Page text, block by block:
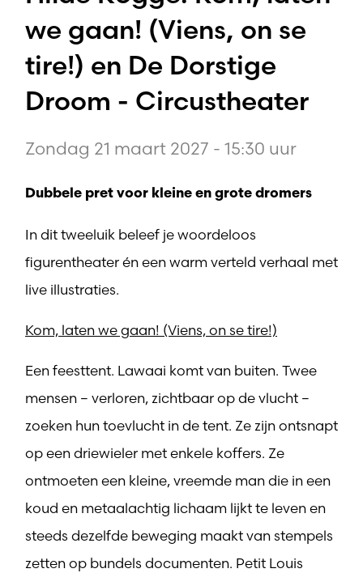
we gaan! (Viens, on se
tire!) en De Dorstige
Droom - Circustheater
Zondag 21 maart 2027 - 15:30 uur
Dubbele pret voor kleine en grote dromers
In dit tweeluik beleef je woordeloos
figurentheater én een warm verteld verhaal met
live illustraties.
Kom, laten we gaan! (Viens, on se tire!)
Een feesttent. Lawaai komt van buiten. Twee
mensen – verloren, zichtbaar op de vlucht –
zoeken hun toevlucht in de tent. Ze zijn ontsnapt
op een driewieler met enkele koffers. Ze
ontmoeten een kleine, vreemde man die in een
koud en metaalachtig lichaam lijkt te leven en
steeds dezelfde beweging maakt van stempels
zetten op bundels documenten. Petit Louis